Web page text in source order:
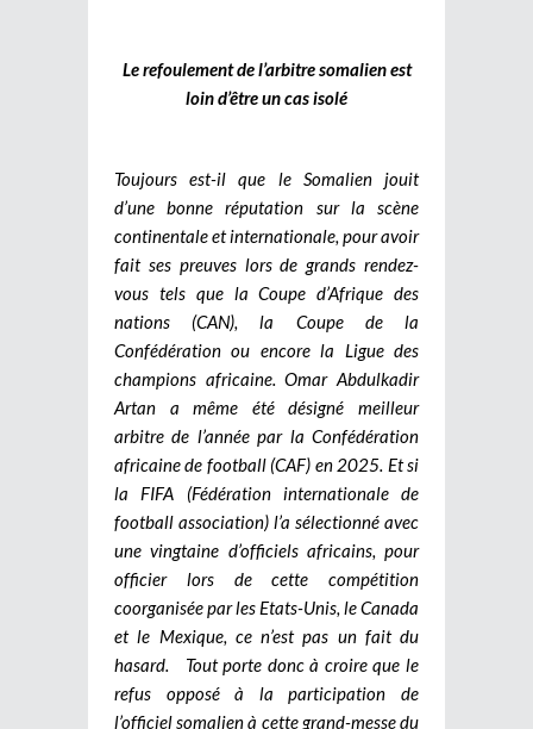
Le refoulement de l’arbitre somalien est
loin d’être un cas isolé
Toujours est-il que le Somalien jouit
d’une bonne réputation sur la scène
continentale et internationale, pour avoir
fait ses preuves lors de grands rendez-
vous tels que la Coupe d’Afrique des
nations (CAN), la Coupe de la
Confédération ou encore la Ligue des
champions africaine. Omar Abdulkadir
Artan a même été désigné meilleur
arbitre de l’année par la Confédération
africaine de football (CAF) en 2025. Et si
la FIFA (Fédération internationale de
football association) l’a sélectionné avec
une vingtaine d’officiels africains, pour
officier lors de cette compétition
coorganisée par les Etats-Unis, le Canada
et le Mexique, ce n’est pas un fait du
hasard. Tout porte donc à croire que le
refus opposé à la participation de
l’officiel somalien à cette grand-messe du